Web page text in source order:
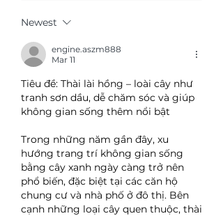
Newest
engine.aszm888
Mar 11
Tiêu đề: Thài lài hồng – loài cây như
tranh sơn dầu, dễ chăm sóc và giúp
không gian sống thêm nổi bật
Trong những năm gần đây, xu
hướng trang trí không gian sống
bằng cây xanh ngày càng trở nên
phổ biến, đặc biệt tại các căn hộ
chung cư và nhà phố ở đô thị. Bên
cạnh những loại cây quen thuộc, thài